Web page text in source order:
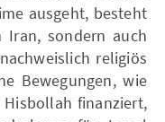
ausgeht, besteht
sondern auch
religiös
Bewegungen, wie
Hisbollah finanziert,